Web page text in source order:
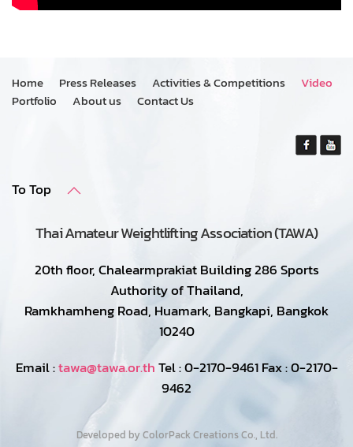
Home Press Releases Activities & Competitions
Video
Portfolio
About us Contact Us
To Top
Thai Amateur Weightlifting Association (TAWA)
20th floor, Chalearmprakiat Building 286 Sports
Authority of Thailand,
Ramkhamheng Road, Huamark, Bangkapi, Bangkok
10240
Email :tawa@tawa.or.thTel : 0-2170-9461 Fax : 0-2170-
9462
Developed by ColorPack Creations Co., Ltd.